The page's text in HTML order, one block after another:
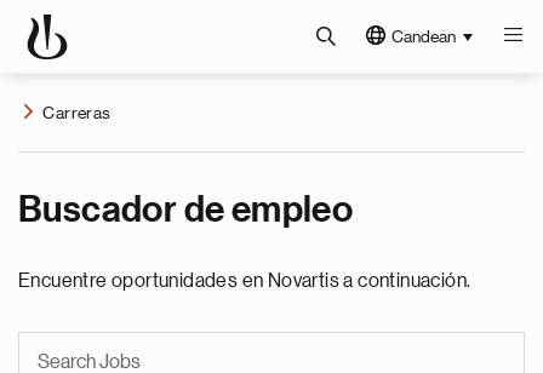
Candean
Carreras
Buscador de empleo
Encuentre oportunidades en Novartis a continuación.